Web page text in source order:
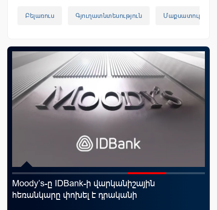
Բելառուս Գյուղատնտեսություն Մաքսատուրքեր
Moody’s-ը IDBank-ի վարկանիշային
հեռանկարը փոխել է դրականի